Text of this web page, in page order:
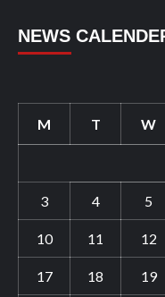
NEWS
M T W
3 4 5
10 11 12
17 18 19